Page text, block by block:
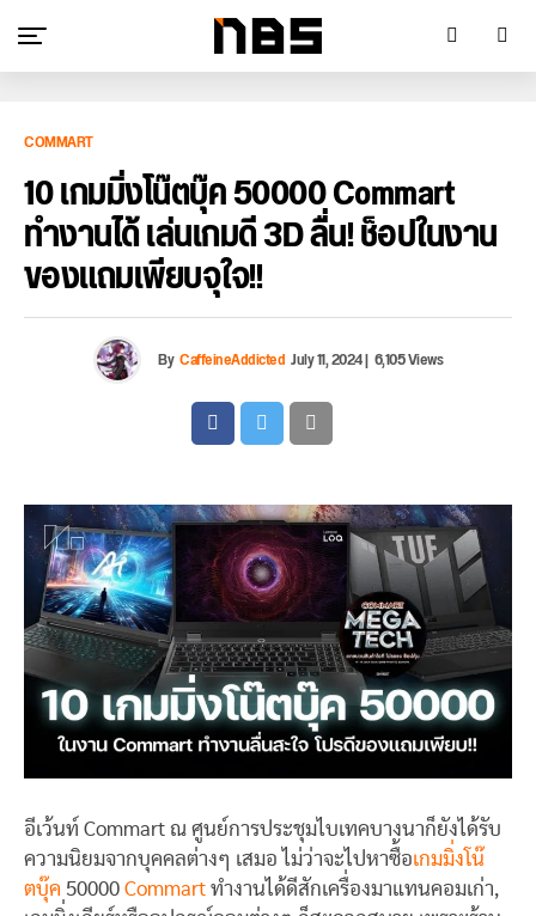
COMMART
10 เกมมิ่งโน๊ตบุ๊ค 50000 Commart
ทำงานได้ เล่นเกมดี 3D ลื่น! ช็อปในงาน
ของแถมเพียบจุใจ!!
ByCaffeineAddictedJuly 11, 2024| 6,105 Views
อีเว้นท์ Commart ณ ศูนย์การประชุมไบเทคบางนาก็ยังได้รับ
ความนิยมจากบุคคลต่างๆ เสมอ ไม่ว่าจะไปหาซื้อเกมมิ่งโน๊
ตบุ๊ค 50000 Commart ทำงานได้ดีสักเครื่องมาแทนคอมเก่า,